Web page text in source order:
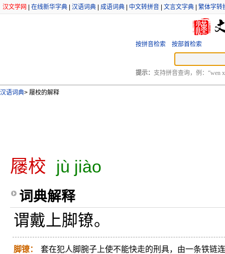
汉文学网 在线新华字典 汉语词典 成语词典 中文转拼音 文言文字典 繁体字转
按拼音检索 按部首检索
提示： 支持拼音查询，例：“wen
汉语词典> 屦校的解释
屦校 jù jiào
词典解释
谓戴上脚镣。
脚镣： 套在犯人脚腕子上使不能快走的刑具，由一条铁链